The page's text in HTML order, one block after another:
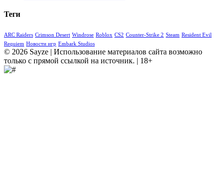
Теги
ARC Raiders Crimson Desert Windrose Roblox CS2 Counter-Strike 2 Steam Resident Evil
Requiem Новости игр Embark Studios
© 2026 Sayze | Использование материалов сайта возможно
только с прямой ссылкой на источник. | 18+